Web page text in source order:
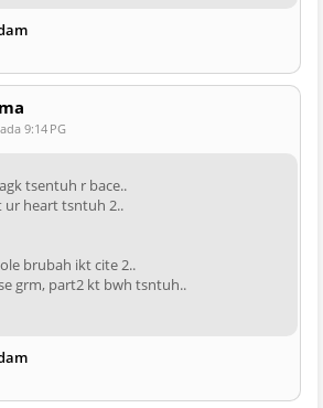
9:14 PG
tsentuh r bace..
heart tsntuh 2..
brubah ikt cite 2..
grm, part2 kt bwh tsntuh..